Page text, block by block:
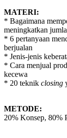
MATERI:
* Bagaimana
meningkatkan
* 6 pertanyaan
berjualan
* Jenis-jenis
* Cara menjual
kecewa
* 20 teknik closing
METODE:
20% Konsep, 80%